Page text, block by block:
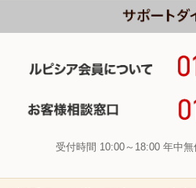
受付時間 10:00～18:00 年中無